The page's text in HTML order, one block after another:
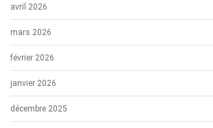
avril 2026
mars 2026
février 2026
janvier 2026
décembre 2025